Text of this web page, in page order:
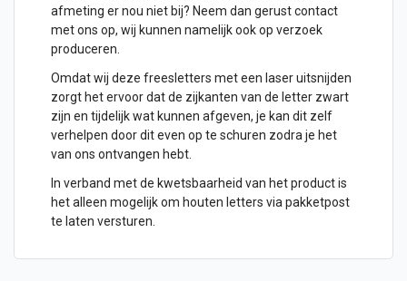
afmeting er nou niet bij? Neem dan gerust contact
met ons op, wij kunnen namelijk ook op verzoek
produceren.
Omdat wij deze freesletters met een laser uitsnijden
zorgt het ervoor dat de zijkanten van de letter zwart
zijn en tijdelijk wat kunnen afgeven, je kan dit zelf
verhelpen door dit even op te schuren zodra je het
van ons ontvangen hebt.
In verband met de kwetsbaarheid van het product is
het alleen mogelijk om houten letters via pakketpost
te laten versturen.